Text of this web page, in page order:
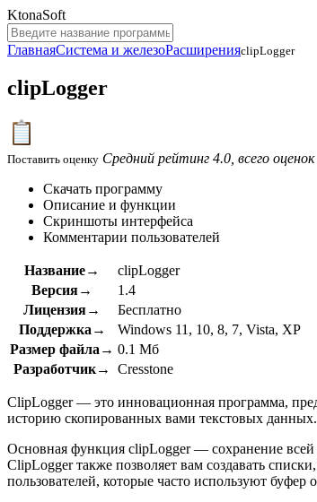
KtonaSoft
ГлавнаяСистема и железоРасширенияclipLogger
clipLogger
Поставить оценку Средний рейтинг 4.0, всего
Скачать программу
Описание и функции
Скриншоты интерфейса
Комментарии пользователей
Название→
clipLogger
Версия→
1.4
Лицензия→
Бесплатно
Поддержка→
Windows 11, 10, 8, 7, Vista, XP
Размер файла→ 0.1 Мб
Разработчик→
Cresstone
ClipLogger — это инновационная программа,
историю скопированных вами текстовых
Основная функция clipLogger — сохранение всей
ClipLogger также позволяет вам создавать
пользователей, которые часто используют буфер